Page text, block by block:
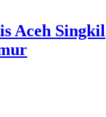
Aceh Singkil